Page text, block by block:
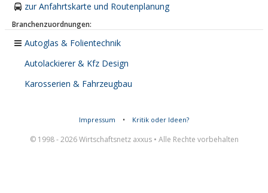
zur Anfahrtskarte und Routenplanung
Branchenzuordnungen:
Autoglas & Folientechnik
Autolackierer & Kfz Design
Karosserien & Fahrzeugbau
Impressum • Kritik oder Ideen?
© 1998 - 2026 Wirtschaftsnetz axxus • Alle Rechte vorbehalten